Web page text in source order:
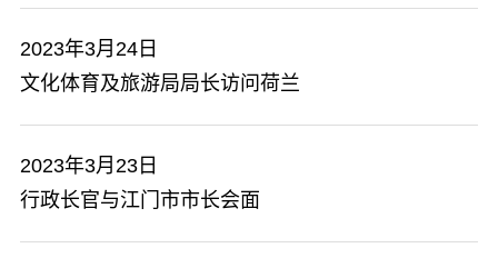
2023年3月24日
文化体育及旅游局局长访问荷兰
2023年3月23日
行政长官与江门市市长会面